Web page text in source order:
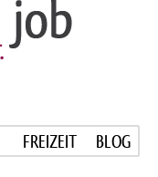
FREIZEIT BLOG